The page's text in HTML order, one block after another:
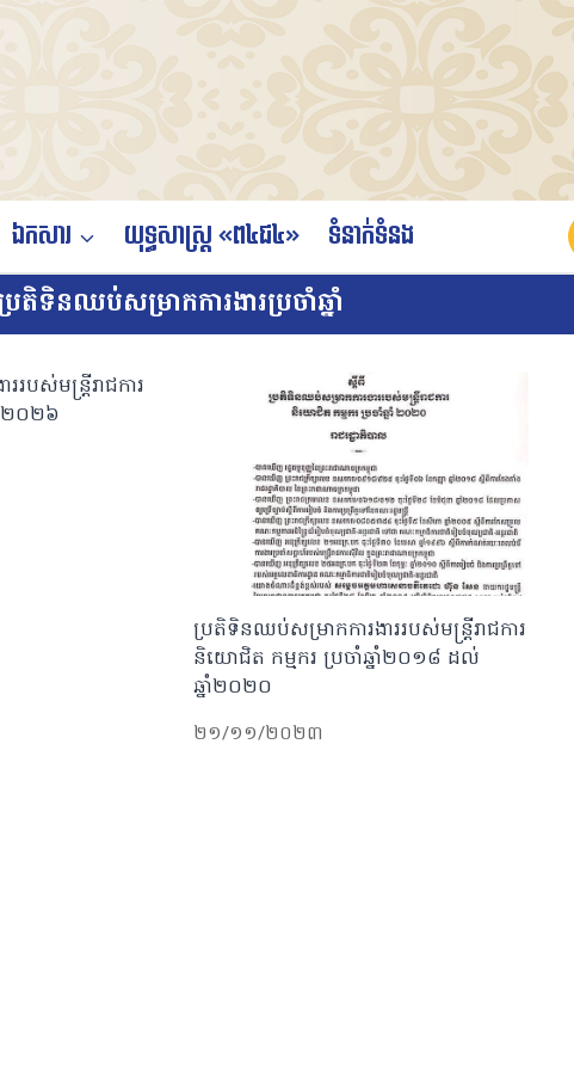
ឯកសារ យុទ្ធសាស្ត្រ «ព៤ជ៤» ទំនាក់ទំនង
រតិទិនឈប់សម្រាកការងារប្រចាំឆ្នាំ
បស់មន្ត្រីរាជការ
២០២៦
ប្រតិទិនឈប់សម្រាកការងាររបស់មន្ត្រីរាជការ
និយោជិត កម្មករ ប្រចាំឆ្នាំ២០១៨ ដល់
ឆ្នាំ២០២០
២១/១១/២០២៣